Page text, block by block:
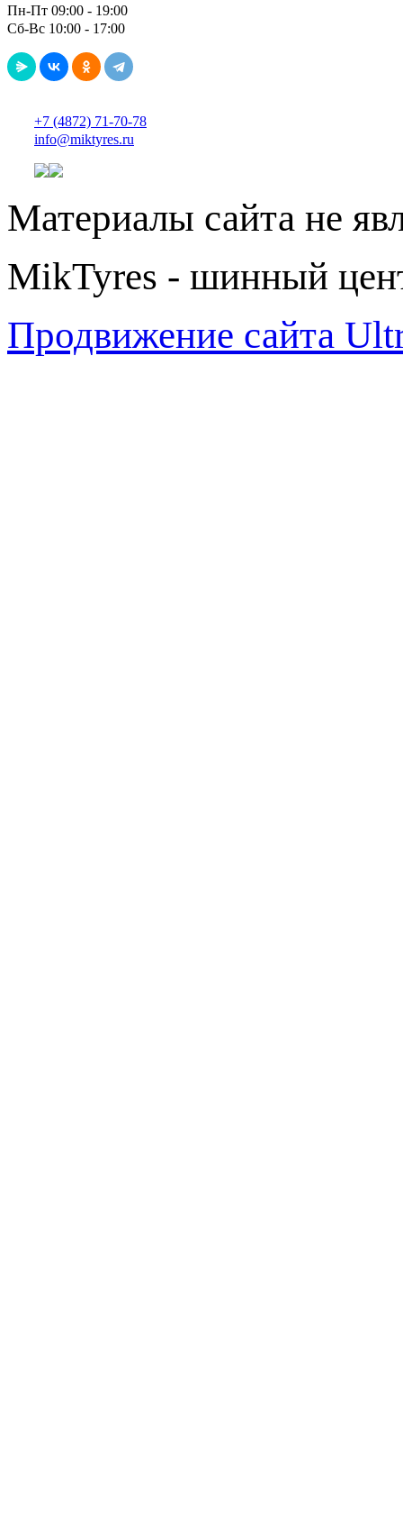
Пн-Пт 09:00 - 19:00
Сб-Вс 10:00 - 17:00
+7 (4872) 71-70-78
info@miktyres.ru
Материалы сайта не
MikTyres - шинный
Продвижение сайта